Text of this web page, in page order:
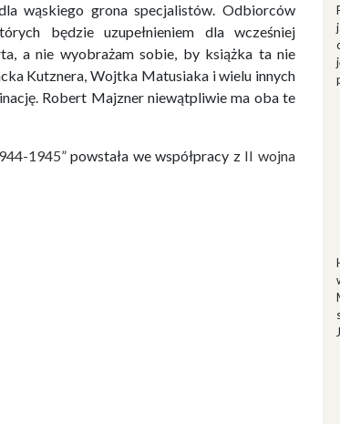
wąskiego grona specjalistów. Odbiorców
będzie uzupełnieniem dla wcześniej
a nie wyobrażam sobie, by książka ta nie
Kutznera, Wojtka Matusiaka i wielu innych
Robert Majzner niewątpliwie ma oba te
1945”powstała we współpracy z II wojna